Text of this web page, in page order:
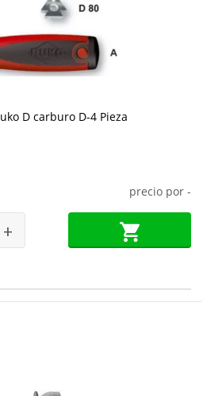
D carburo D-4 Pieza
precio por -
+